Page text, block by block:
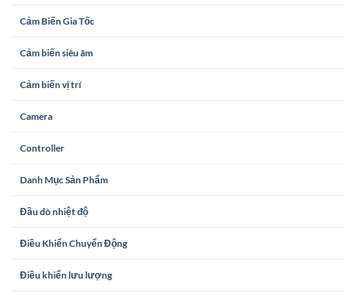
Cảm Biến Gia Tốc
Cảm biến siêu âm
Cảm biến vị trí
Camera
Controller
Danh Mục Sản Phẩm
Đầu dò nhiệt độ
Điều Khiển Chuyển Động
Điều khiển lưu lượng